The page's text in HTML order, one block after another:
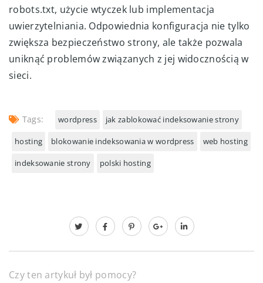
robots.txt, użycie wtyczek lub implementacja
uwierzytelniania. Odpowiednia konfiguracja nie tylko
zwiększa bezpieczeństwo strony, ale także pozwala
uniknąć problemów związanych z jej widocznością w
sieci.
Tags: wordpress jak zablokować indeksowanie strony
hosting blokowanie indeksowania w wordpress web hosting
indeksowanie strony polski hosting
Czy ten artykuł był pomocy?